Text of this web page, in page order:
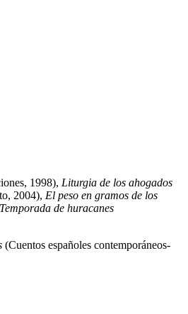
1998), Liturgia de los ahogados
2004), El peso en gramos de los
Temporada de huracanes
(Cuentos españoles contemporáneos-